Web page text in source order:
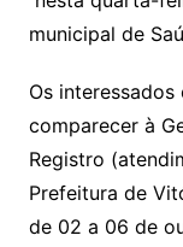
k
municipal de
Os
comparecer à
Registro
Prefeitura de
de 02 a 06 de